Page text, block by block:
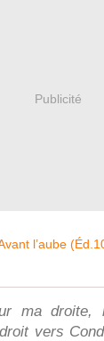
Publicité
ma droite,
vers